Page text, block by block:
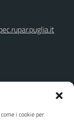
i cookie per